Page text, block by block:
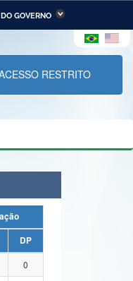
GOVERNO
e
RESTRITO
DP
0